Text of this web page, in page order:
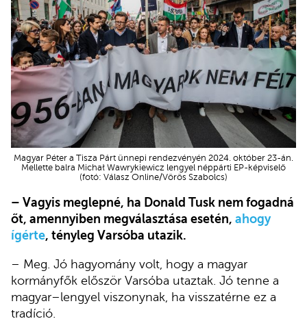
Magyar Péter a Tisza Párt ünnepi rendezvényén 2024. október 23-án.
Mellette balra Michał Wawrykiewicz lengyel néppárti EP-képviselő
(fotó: Válasz Online/Vörös Szabolcs)
– Vagyis meglepné, ha Donald Tusk nem fogadná
őt, amennyiben megválasztása esetén, ahogy
ígérte, tényleg Varsóba utazik.
– Meg. Jó hagyomány volt, hogy a magyar
kormányfők először Varsóba utaztak. Jó tenne a
magyar–lengyel viszonynak, ha visszatérne ez a
tradíció.